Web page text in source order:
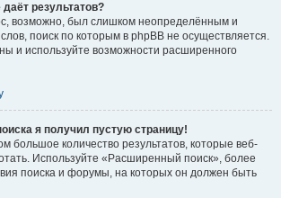
результатов?
возможно, был слишком неопределённым и
поиск по которым в phpBB не осуществляется.
и используйте возможности расширенного
я получил пустую страницу!
большое количество результатов, которые веб-
Используйте «Расширенный поиск», более
поиска и форумы, на которых он должен быть